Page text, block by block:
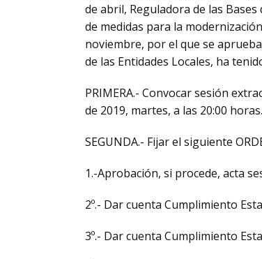
de abril, Reguladora de las
de medidas para la
noviembre, por el que se
de las Entidades Locales, ha
PRIMERA.- Convocar sesión
de 2019, martes, a las 20:00 horas.
SEGUNDA.- Fijar el siguiente
1.-Aprobación, si procede, acta
2º.- Dar cuenta Cumplimiento
3º.- Dar cuenta Cumplimiento